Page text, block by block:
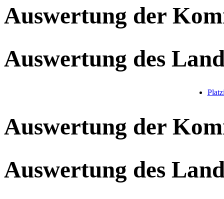
Auswertung der
Auswertung des
Auswertung der
Auswertung des